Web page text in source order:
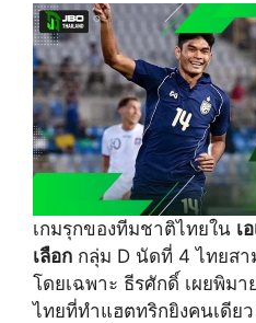
เกมรุกของทีมชาติไทยใน เ
เลือก กลุ่ม D นัดที่ 4 ไทยสา
โดยเฉพาะ ธีรศักดิ์ เผยพิมา
ไทยที่ทำแฮตทริกยิงคนเดีย